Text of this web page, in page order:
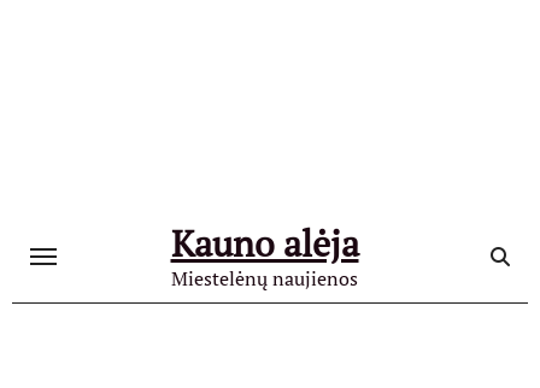
Kauno alėja
Miestelėnų naujienos